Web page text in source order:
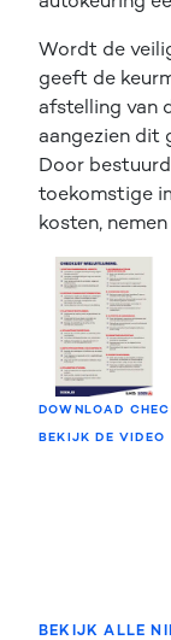
Wordt de
geeft de
afstelling van
aangezien dit
Door
toekomstige
kosten,
DOWNLOAD
BEKIJK DE VIDEO
BEKIJK ALLE